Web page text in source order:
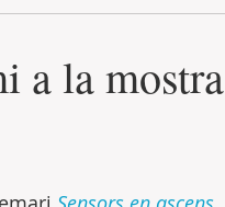
a la mostra